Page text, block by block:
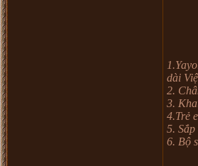
1.
dài
2.
3.
4.Trẻ
5.
6. Bộ